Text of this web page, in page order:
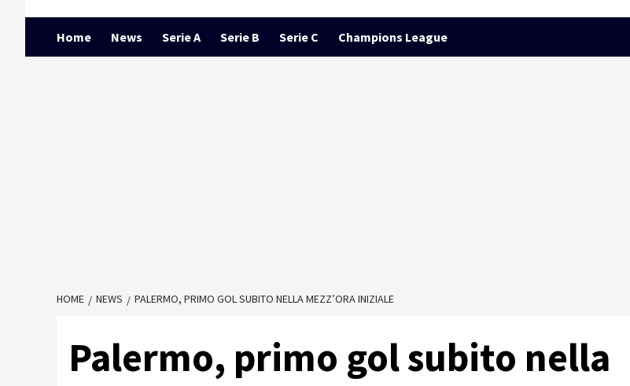
Home News Serie A Serie B Serie C Champions League
HOME NEWS PALERMO, PRIMO GOL SUBITO NELLA MEZZ’ORA INIZIALE
Palermo, primo gol subito nella